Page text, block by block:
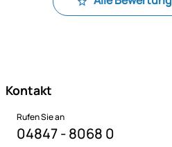
Kontakt
Rufen Sie an
04847 - 8068 0